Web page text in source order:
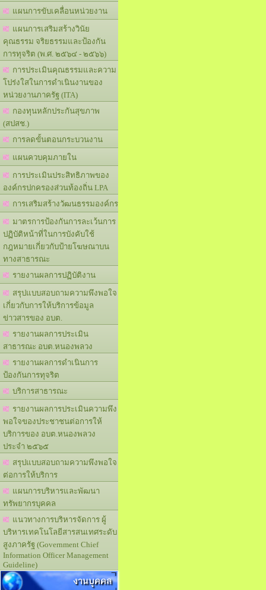
แผนการขับเคลื่อนหน่วยงาน
แผนการเสริมสร้างวินัย
คุณธรรม จริยธรรมและป้องกัน
การทุจริต (พ.ศ. ๒๕๖๔ - ๒๕๖๖)
การประเมินคุณธรรมและความ
โปร่งใสในการดำเนินงานของ
หน่วยงานภาครัฐ (ITA)
กองทุนหลักประกันสุขภาพ
(สปสช.)
การลดขั้นตอนกระบวนงาน
แผนควบคุมภายใน
การประเมินประสิทธิภาพของ
องค์กรปกครองส่วนท้องถิ่น LPA
การเสริมสร้างวัฒนธรรมองค์กร
มาตรการป้องกันการละเว้นการ
ปฏิบัติหน้าที่ในการบังคับใช้
กฎหมายเกี่ยวกับป้ายโฆษณาบน
ทางสาธารณะ
รายงานผลการปฏิบัติงาน
สรุปแบบสอบถามความพึงพอใจ
เกี่ยวกับการให้บริการข้อมูล
ข่าวสารของ อบต.
รายงานผลการประเมิน
สาธารณะ อบต.หนองพลวง
รายงานผลการดำเนินการ
ป้องกันการทุจริต
บริการสาธารณะ
รายงานผลการประเมินความพึง
พอใจของประชาชนต่อการให้
บริการของ อบต.หนองพลวง
ประจำ ๒๕๖๕
สรุปแบบสอบถามความพึงพอใจ
ต่อการให้บริการ
แผนการบริหารและพัฒนา
ทรัพยากรบุคคล
แนวทางการบริหารจัดการ ผู้
บริหารเทคโนโลยีสารสนเทศระดับ
สูงภาครัฐ (Government Chief
Information Officer Management
Guideline)
งานบุคคล